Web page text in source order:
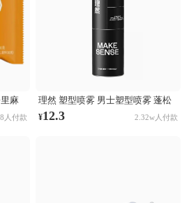
麻
人付款
理然 塑型喷雾 男士塑型喷雾 蓬松
清爽自然持久立挺造型 木质香
¥12.3 2.32w人付款